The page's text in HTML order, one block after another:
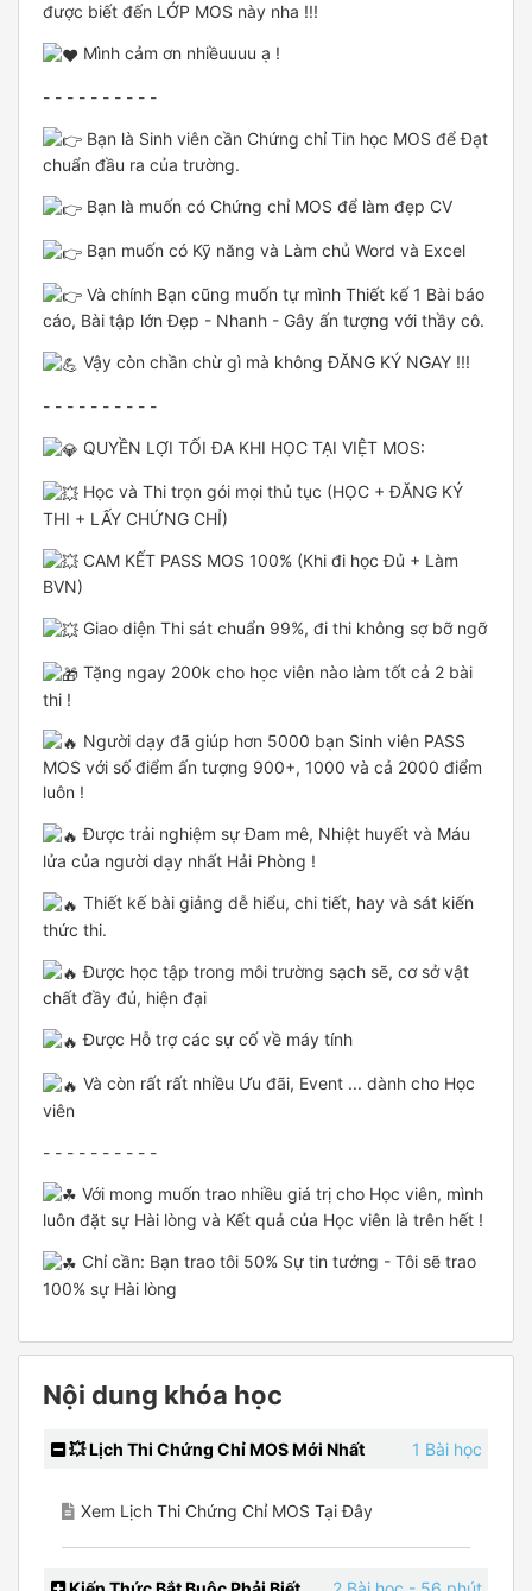
được biết đến LỚP MOS này nha !!!
Mình cảm ơn nhiềuuuu ạ !
- - - - - - - - - -
Bạn là Sinh viên cần Chứng chỉ Tin học MOS để Đạt
chuẩn đầu ra của trường.
Bạn là muốn có Chứng chỉ MOS để làm đẹp CV
Bạn muốn có Kỹ năng và Làm chủ Word và Excel
Và chính Bạn cũng muốn tự mình Thiết kế 1 Bài báo
cáo, Bài tập lớn Đẹp - Nhanh - Gây ấn tượng với thầy cô.
Vậy còn chần chừ gì mà không ĐĂNG KÝ NGAY !!!
- - - - - - - - - -
QUYỀN LỢI TỐI ĐA KHI HỌC TẠI VIỆT MOS:
Học và Thi trọn gói mọi thủ tục (HỌC + ĐĂNG KÝ
THI + LẤY CHỨNG CHỈ)
CAM KẾT PASS MOS 100% (Khi đi học Đủ + Làm
BVN)
Giao diện Thi sát chuẩn 99%, đi thi không sợ bỡ ngỡ
Tặng ngay 200k cho học viên nào làm tốt cả 2 bài
thi !
Người dạy đã giúp hơn 5000 bạn Sinh viên PASS
MOS với số điểm ấn tượng 900+, 1000 và cả 2000 điểm
luôn !
Được trải nghiệm sự Đam mê, Nhiệt huyết và Máu
lửa của người dạy nhất Hải Phòng !
Thiết kế bài giảng dễ hiểu, chi tiết, hay và sát kiến
thức thi.
Được học tập trong môi trường sạch sẽ, cơ sở vật
chất đầy đủ, hiện đại
Được Hỗ trợ các sự cố về máy tính
Và còn rất rất nhiều Ưu đãi, Event ... dành cho Học
viên
- - - - - - - - - -
Với mong muốn trao nhiều giá trị cho Học viên, mình
luôn đặt sự Hài lòng và Kết quả của Học viên là trên hết !
Chỉ cần: Bạn trao tôi 50% Sự tin tưởng - Tôi sẽ trao
100% sự Hài lòng
Nội dung khóa học
💥 Lịch Thi Chứng Chỉ MOS Mới Nhất 1 Bài học
Xem Lịch Thi Chứng Chỉ MOS Tại Đây